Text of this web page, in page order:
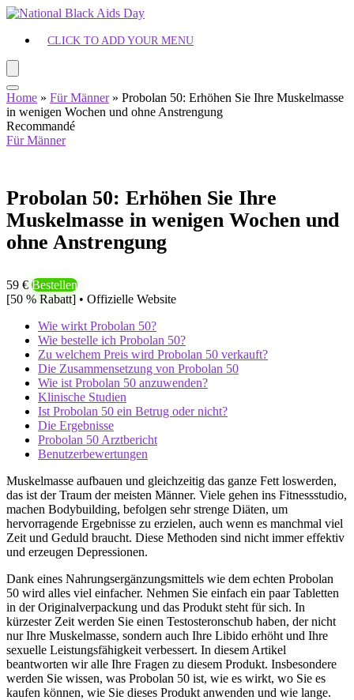
CLICK TO ADD YOUR MENU
Home » Für Männer» Probolan 50: Erhöhen Sie Ihre Muskelmasse
in wenigen Wochen und ohne Anstrengung
Recommandé
Für Männer
Probolan 50: Erhöhen Sie Ihre
Muskelmasse in wenigen Wochen und
ohne Anstrengung
59 € Bestellen
[50 % Rabatt] • Offizielle Website
Wie wirkt Probolan 50?
Wie bestelle ich Probolan 50?
Zu welchem ​​Preis wird Probolan 50 verkauft?
Die Zusammensetzung von Probolan 50
Wie ist Probolan 50 anzuwenden?
Klinische Studien
Ist Probolan 50 ein Betrug oder nicht?
Die Ergebnisse
Probolan 50 Arztbericht
Benutzerbewertungen
Muskelmasse aufbauen und gleichzeitig das ganze Fett loswerden,
das ist der Traum der meisten Männer. Viele gehen ins Fitnessstudio,
machen Bodybuilding, befolgen sehr strenge Diäten, um
hervorragende Ergebnisse zu erzielen, auch wenn es manchmal viel
Zeit und Geduld braucht. Diese Methoden sind nicht immer effektiv
und erzeugen Depressionen.
Dank eines Nahrungsergänzungsmittels wie dem echten Probolan
50 wird alles viel einfacher. Nehmen Sie einfach ein paar Tabletten
in der Originalverpackung und das Produkt steht für sich. In
kürzester Zeit werden Sie einen Testosteronschub haben, der nicht
nur Ihre Muskelmasse, sondern auch Ihre Libido erhöht und Ihre
sexuelle Leistungsfähigkeit verbessert. In diesem Artikel
beantworten wir alle Ihre Fragen zu diesem Produkt. Insbesondere
werden Sie wissen, was Probolan 50 ist, wie es wirkt, wo Sie es
kaufen können, wie Sie dieses Produkt anwenden und wie lange.